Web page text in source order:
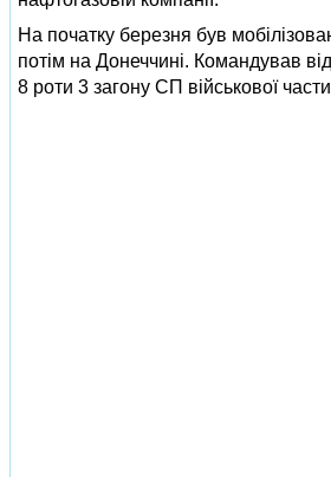
На початку березня був
потім на Донеччині. Командував
8 роти 3 загону СП військової